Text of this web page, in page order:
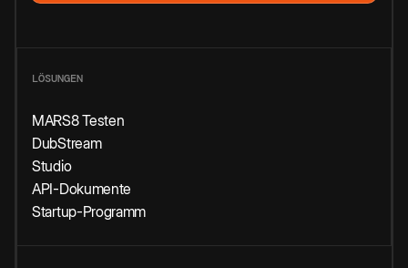
LÖSUNGEN
MARS8 Testen
DubStream
Studio
API-Dokumente
Startup-Programm